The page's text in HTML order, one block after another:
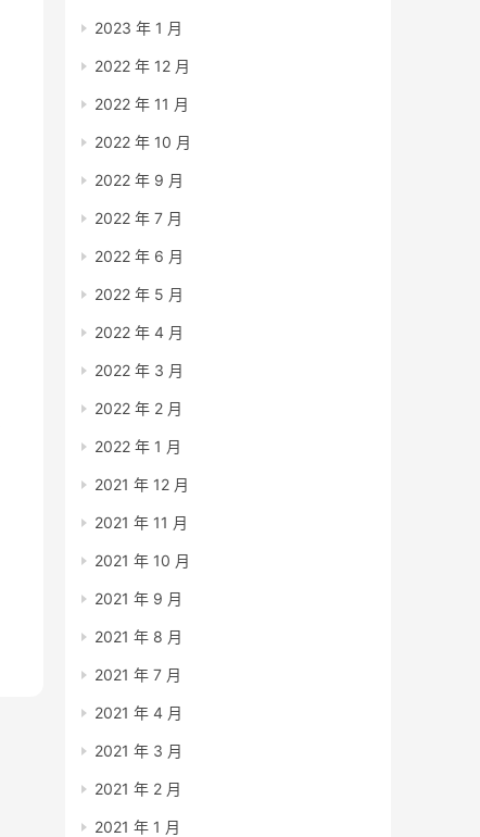
2023 年 1 月
2022 年 12 月
2022 年 11 月
2022 年 10 月
2022 年 9 月
2022 年 7 月
2022 年 6 月
2022 年 5 月
2022 年 4 月
2022 年 3 月
2022 年 2 月
2022 年 1 月
2021 年 12 月
2021 年 11 月
2021 年 10 月
2021 年 9 月
2021 年 8 月
2021 年 7 月
2021 年 4 月
2021 年 3 月
2021 年 2 月
2021 年 1 月